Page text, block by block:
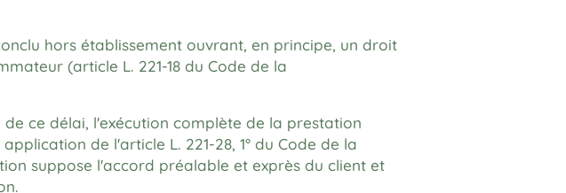
hors établissement ouvrant, en principe, un droit
(article L. 221-18 du Code de la
ce délai, l'exécution complète de la prestation
de l'article L. 221-28, 1° du Code de la
suppose l'accord préalable et exprès du client et